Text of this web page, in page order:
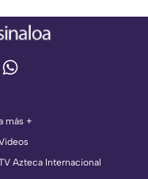
más +
Azteca Internacional